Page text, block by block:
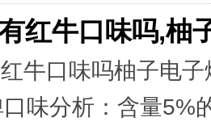
红牛口味吗,柚
牛口味吗柚子电
味分析：含量5%